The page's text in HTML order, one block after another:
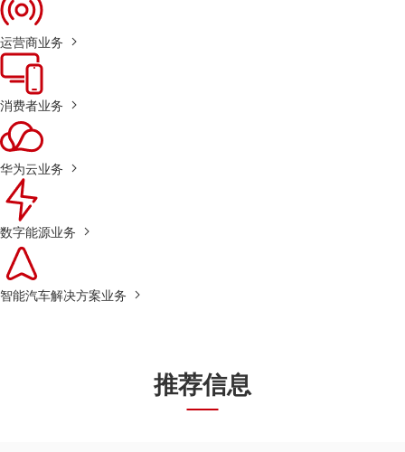
运营商业务
消费者业务
华为云业务
数字能源业务
智能汽车解决方案业务
推荐信息